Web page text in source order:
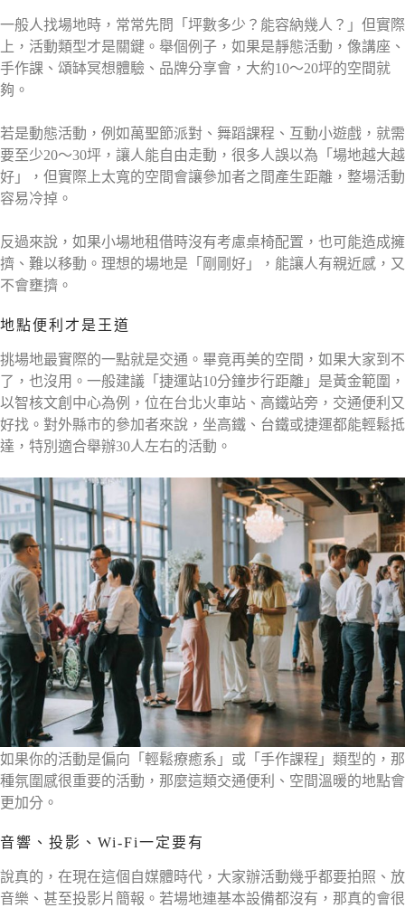
一般人找場地時，常常先問「坪數多少？能容納幾人？」但實際
上，活動類型才是關鍵。舉個例子，如果是靜態活動，像講座、
手作課、頌缽冥想體驗、品牌分享會，大約10～20坪的空間就
夠。
若是動態活動，例如萬聖節派對、舞蹈課程、互動小遊戲，就需
要至少20～30坪，讓人能自由走動，很多人誤以為「場地越大越
好」，但實際上太寬的空間會讓參加者之間產生距離，整場活動
容易冷掉。
反過來說，如果小場地租借時沒有考慮桌椅配置，也可能造成擁
擠、難以移動。理想的場地是「剛剛好」，能讓人有親近感，又
不會壅擠。
地點便利才是王道
挑場地最實際的一點就是交通。畢竟再美的空間，如果大家到不
了，也沒用。一般建議「捷運站10分鐘步行距離」是黃金範圍，
以智核文創中心為例，位在台北火車站、高鐵站旁，交通便利又
好找。對外縣市的參加者來說，坐高鐵、台鐵或捷運都能輕鬆抵
達，特別適合舉辦30人左右的活動。
如果你的活動是偏向「輕鬆療癒系」或「手作課程」類型的，那
種氛圍感很重要的活動，那麼這類交通便利、空間溫暖的地點會
更加分。
音響、投影、Wi-Fi一定要有
說真的，在現在這個自媒體時代，大家辦活動幾乎都要拍照、放
音樂、甚至投影片簡報。若場地連基本設備都沒有，那真的會很